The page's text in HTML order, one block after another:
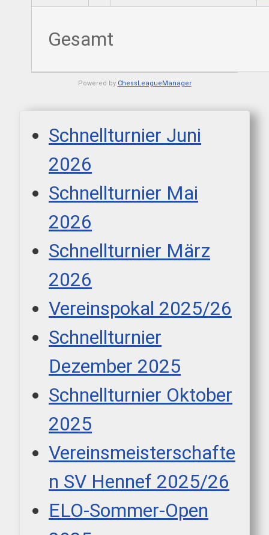
Schnellturnier Juni
2026
Schnellturnier Mai
2026
Schnellturnier März
2026
Vereinspokal 2025/26
Schnellturnier
Dezember 2025
Schnellturnier Oktober
2025
Vereinsmeisterschafte
n SV Hennef 2025/26
ELO-Sommer-Open
Gesamt
Powered by ChessLeagueManager